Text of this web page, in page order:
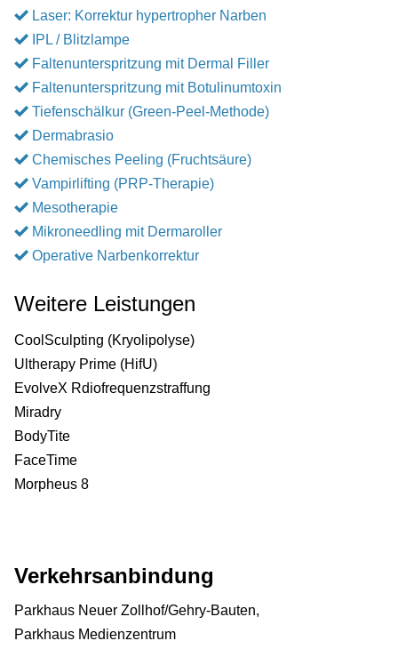
Laser: Korrektur hypertropher Narben
IPL / Blitzlampe
Faltenunterspritzung mit Dermal Filler
Faltenunterspritzung mit Botulinumtoxin
Tiefenschälkur (Green-Peel-Methode)
Dermabrasio
Chemisches Peeling (Fruchtsäure)
Vampirlifting (PRP-Therapie)
Mesotherapie
Mikroneedling mit Dermaroller
Operative Narbenkorrektur
Weitere Leistungen
CoolSculpting (Kryolipolyse)
Ultherapy Prime (HifU)
EvolveX Rdiofrequenzstraffung
Miradry
BodyTite
FaceTime
Morpheus 8
Verkehrsanbindung
Parkhaus Neuer Zollhof/Gehry-Bauten,
Parkhaus Medienzentrum